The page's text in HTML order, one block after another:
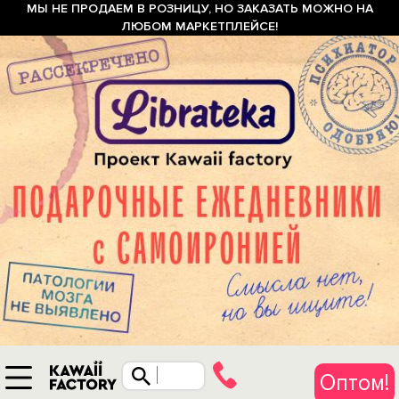
МЫ НЕ ПРОДАЕМ В РОЗНИЦУ, НО ЗАКАЗАТЬ МОЖНО НА
ЛЮБОМ МАРКЕТПЛЕЙСЕ!
Оптом!